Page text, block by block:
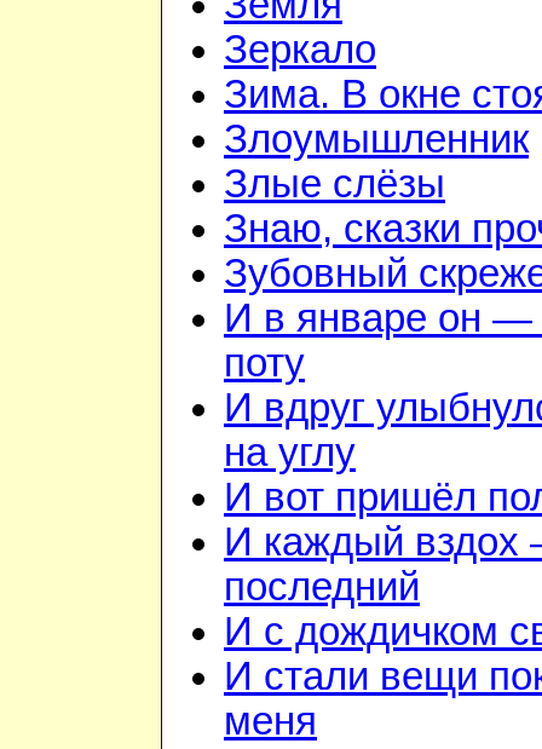
Зеркало
Зима. В окне
Злоумышленник
Злые слёзы
Знаю, сказки
Зубовный
И в январе он —
поту
И вдруг
на углу
И вот пришёл
И каждый вздох
последний
И с дождичком
И стали вещи
меня